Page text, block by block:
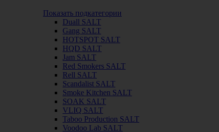
Показать подкатегории
Duall SALT
Gang SALT
HOTSPOT SALT
HQD SALT
Jam SALT
Red Smokers SALT
Rell SALT
Scandalist SALT
Smoke Kitchen SALT
SOAK SALT
VLIQ SALT
Taboo Production SALT
Voodoo Lab SALT